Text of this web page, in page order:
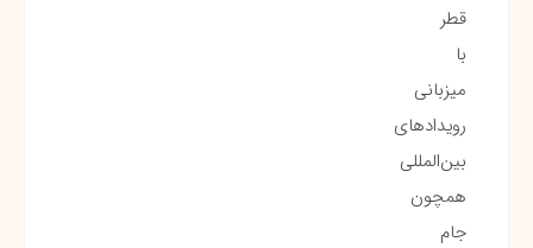
قطر
با
میزبانی
رویدادهای
بین‌المللی
همچون
جام